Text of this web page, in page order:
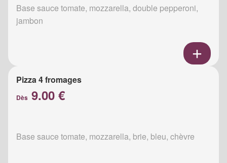
Base sauce tomate, mozzarella, double pepperoni,
jambon
Pizza 4 fromages
Dès 9.00 €
Base sauce tomate, mozzarella, brie, bleu, chèvre